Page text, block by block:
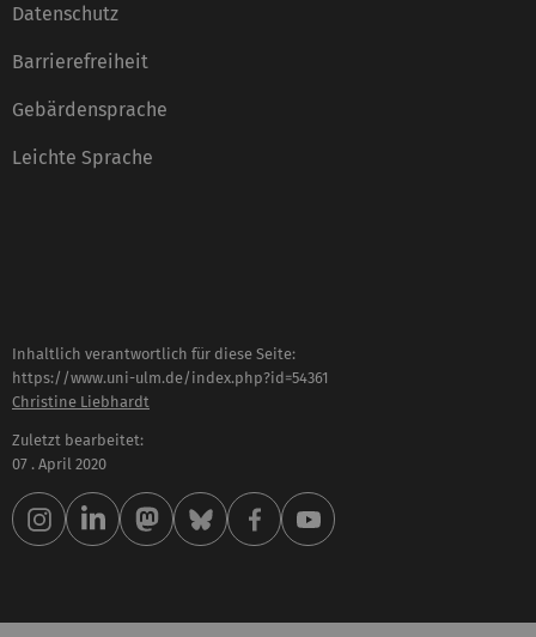
Datenschutz
Barrierefreiheit
Gebärdensprache
Leichte Sprache
Inhaltlich verantwortlich für diese Seite:
https://www.uni-ulm.de/index.php?id=54361
Christine Liebhardt
Zuletzt bearbeitet:
07 . April 2020